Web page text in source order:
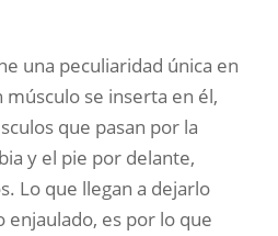
una peculiaridad única en
músculo se inserta en él,
que pasan por la
y el pie por delante,
Lo que llegan a dejarlo
es por lo que